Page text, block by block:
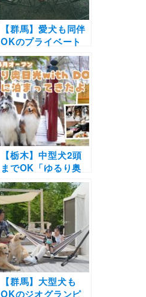
【群馬】愛犬も同伴
OKのプライベート
サウナガーデンが
「Dot Glamping 北
軽井沢」に誕生！半
額で利用できるお得
なキャンペーンも開
催中
【栃木】中型犬2頭
までOK「ゆるり奥
日光with DOGS」に
泊まってきたよ！中
庭ドッグランやフォ
トブースなど館内で
の和の楽しみ満載！
【群馬】大型犬も
OKのジオグランピ